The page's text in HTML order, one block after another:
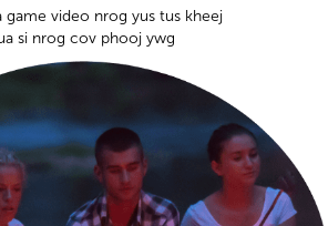
game video nrog yus tus kheej
si nrog cov phooj ywg